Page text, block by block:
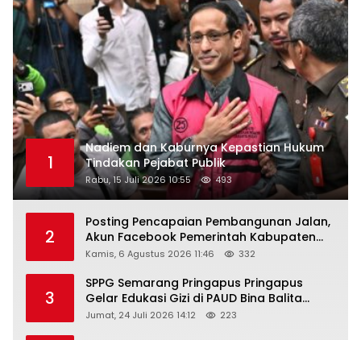
1
Nadiem dan Kaburnya Kepastian Hukum
Tindakan Pejabat Publik
Rabu, 15 Juli 2026 10:55 493
2
Posting Pencapaian Pembangunan Jalan,
Akun Facebook Pemerintah Kabupaten
Rembang “Dirujak” Warganet
Kamis, 6 Agustus 2026 11:46 332
3
SPPG Semarang Pringapus Pringapus
Gelar Edukasi Gizi di PAUD Bina Balita
Peringati Hari Anak Nasional 2026
Jumat, 24 Juli 2026 14:12 223